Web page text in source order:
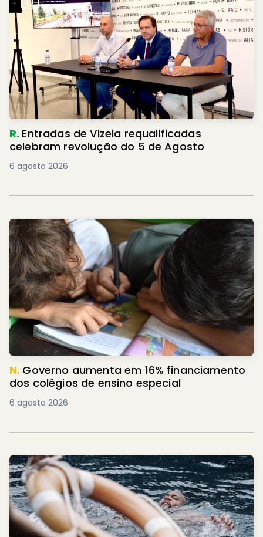
R. Entradas de Vizela requalificadas
celebram revolução do 5 de Agosto
6 agosto 2026
N. Governo aumenta em 16% financiamento
dos colégios de ensino especial
6 agosto 2026